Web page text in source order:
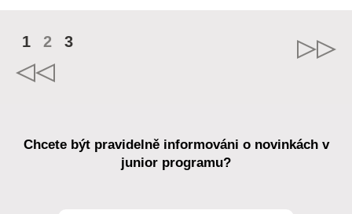
1 2 3
Chcete být pravidelně informováni o novinkách v
junior programu?